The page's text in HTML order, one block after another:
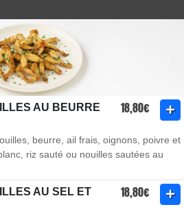
AU BEURRE
18,80€
beurre, ail frais, oignons, poivre et
riz sauté ou nouilles sautées au
AU SEL ET
18,80€